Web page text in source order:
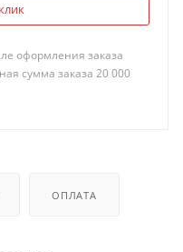
оформления заказа
сумма заказа 20 000
ОПЛАТА